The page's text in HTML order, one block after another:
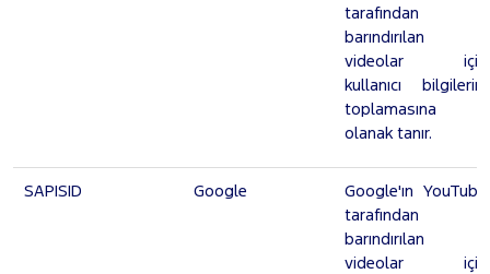
tarafından
barındırılan
videolar için
kullanıcı bilgilerini
toplamasına
olanak tanır.
SAPISID Google
Google'ın YouTube
tarafından
barındırılan
videolar için